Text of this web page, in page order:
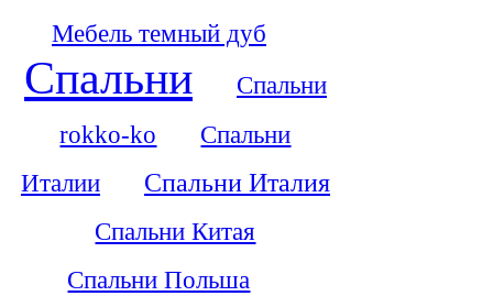
Мебель темный дуб
Спальни
Спальни
rokko-ko
Спальни
Италии
Спальни Италия
Спальни Китая
Спальни Польша